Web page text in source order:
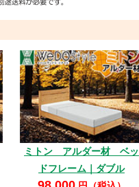
ミトン アルダー材 ベッ
ドフレーム｜ダブル